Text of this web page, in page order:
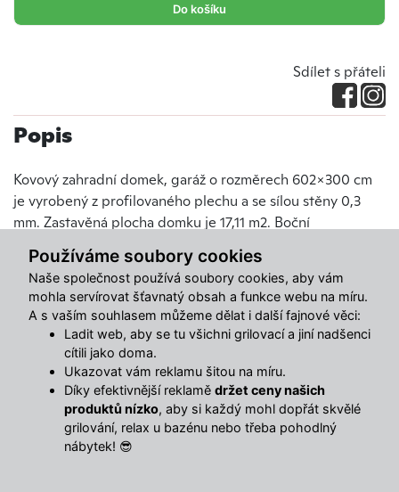
Používáme soubory cookies
Naše společnost používá soubory cookies, aby vám
mohla servírovat šťavnatý obsah a funkce webu na míru.
A s vaším souhlasem můžeme dělat i další fajnové věci:
Ladit web, aby se tu všichni grilovací a jiní nadšenci
cítili jako doma.
Ukazovat vám reklamu šitou na míru.
Díky efektivnější reklamě držet ceny našich
produktů nízko, aby si každý mohl dopřát skvělé
grilování, relax u bazénu nebo třeba pohodlný
nábytek! 😎
Do košíku
Sdílet s přáteli
Popis
Kovový zahradní domek, garáž o rozměrech 602×300 cm
je vyrobený z profilovaného plechu a se sílou stěny 0,3
mm. Zastavěná plocha domku je 17,11 m2. Boční
domku. Čelní dvoukřídlá vrata o rozměru 212 x 186 cm jsou
dostatečně velká i pro větší automobily typu SUV.
Zahradní domek , garáž - dvoukřídlá vrata + boční vchod
6,02 x 3,0 m
Zahradní domky nejvyšší kvality pro zákazníky, kteří ocení
robustní konstrukci a a vysokou úroveň dílenského
zpracování. Domky jsou navíc jako jediné na českém trhu
kompletně vyrobené z žárově pozinkovaného plechu.
Jedná se o klasickou technologii zinkování nejvyšší kvality,
kdy je ocelový plech na krátkou chvíli ponořen do vany z